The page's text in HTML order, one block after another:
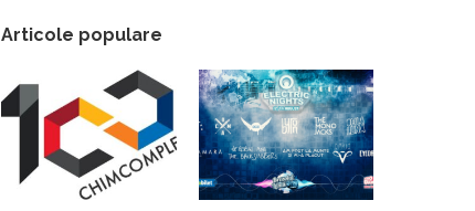
Articole populare